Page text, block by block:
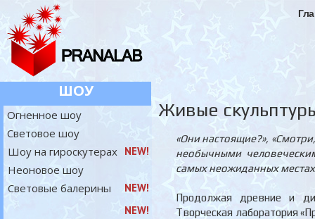
ШОУ
NEW!
NEW!
NEW!
Огненное шоу
Световое шоу
Неоновое шоу
Световые балерины
Шоу на гироскутерах
Живые
«Они настоящие?»,
необычными
самых неожиданных
Продолжая древние и
Творческая лаборатория